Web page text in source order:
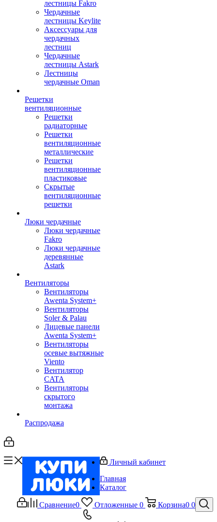
лестницы Fakro
Чердачные
лестницы Keylite
Аксессуары для
чердачных
лестниц
Чердачные
лестницы Astark
Лестницы
чердачные Oman
Решетки
вентиляционные
Решетки
радиаторные
Решетки
вентиляционные
металлические
Решетки
вентиляционные
пластиковые
Скрытые
вентиляционные
решетки
Люки чердачные
Люки чердачные
Fakro
Люки чердачные
деревянные
Astark
Вентиляторы
Вентиляторы
Awenta System+
Вентиляторы
Soler & Palau
Лицевые панели
Awenta System+
Вентиляторы
осевые вытяжные
Viento
Вентилятор
CATA
Вентиляторы
скрытого
монтажа
Распродажа
Сравнение0 Отложенные 0 Корзина0 0
Личный кабинет
Главная
Каталог